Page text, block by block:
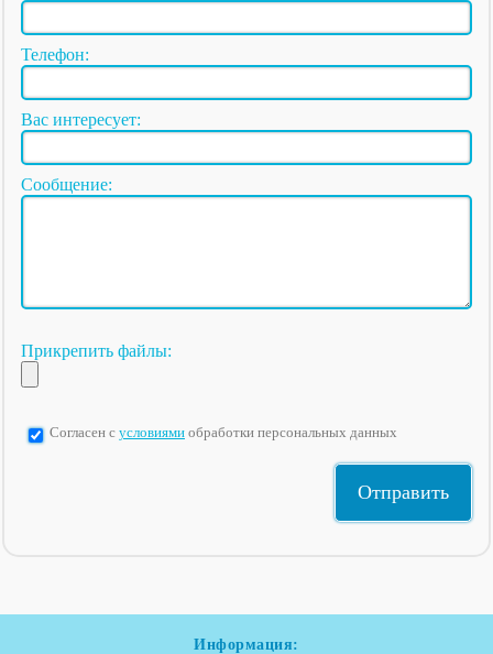
Телефон:
Вас интересует:
Сообщение:
Прикрепить файлы:
Согласен с условиями обработки персональных данных
Информация: